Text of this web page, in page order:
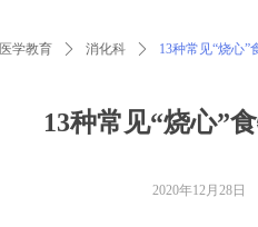
13种常见“烧心”
2020年12月28日
医学教育 ꄲ 消化科 ꄲ 13种常见“烧心